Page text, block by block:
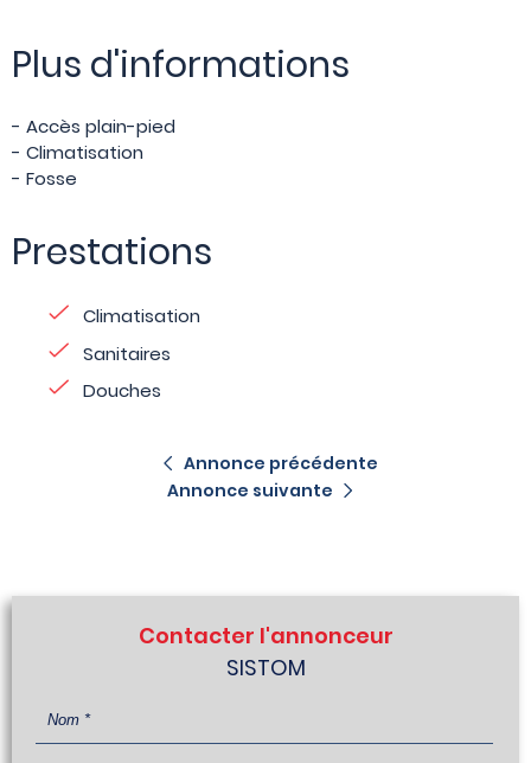
Plus d'informations
- Accès plain-pied
- Climatisation
- Fosse
Prestations
Climatisation
Sanitaires
Douches
Annonce précédente
Annonce suivante
Contacter l'annonceur
SISTOM